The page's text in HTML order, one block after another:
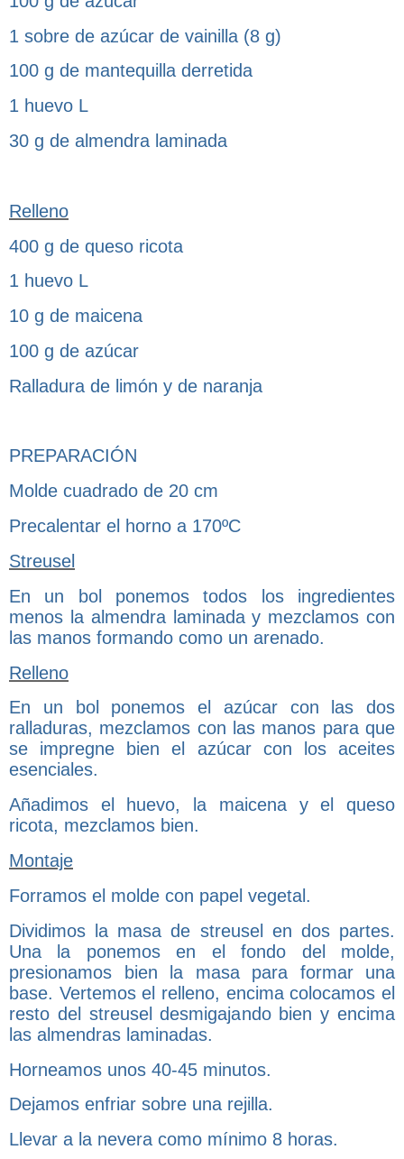
1 sobre de azúcar de vainilla (8 g)
100 g de mantequilla derretida
1 huevo L
30 g de almendra laminada
Relleno
400 g de queso ricota
1 huevo L
10 g de maicena
100 g de azúcar
Ralladura de limón y de naranja
PREPARACIÓN
Molde cuadrado de 20 cm
Precalentar el horno a 170ºC
Streusel
En un bol ponemos todos los ingredientes
menos la almendra laminada y mezclamos con
las manos formando como un arenado.
Relleno
En un bol ponemos el azúcar con las dos
ralladuras, mezclamos con las manos para que
se impregne bien el azúcar con los aceites
esenciales.
Añadimos el huevo, la maicena y el queso
ricota, mezclamos bien.
Montaje
Forramos el molde con papel vegetal.
Dividimos la masa de streusel en dos partes.
Una la ponemos en el fondo del molde,
presionamos bien la masa para formar una
base. Vertemos el relleno, encima colocamos el
resto del streusel desmigajando bien y encima
las almendras laminadas.
Horneamos unos 40-45 minutos.
Dejamos enfriar sobre una rejilla.
Llevar a la nevera como mínimo 8 horas.